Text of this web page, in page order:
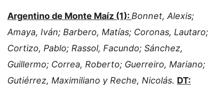
Argentino de Monte Maíz (1): Bonnet, Alexis;
Amaya, Iván; Barbero, Matías; Coronas, Lautaro;
Cortizo, Pablo; Rassol, Facundo; Sánchez,
Guillermo; Correa, Roberto; Guerreiro, Mariano;
Gutiérrez, Maximiliano y Reche, Nicolás. DT: